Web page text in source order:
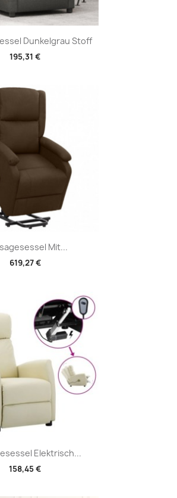
Dunkelgrau Stoff
195,31 €
Vorschau
Mit...
619,27 €
Vorschau
Elektrisch...
158,45 €
Vorschau